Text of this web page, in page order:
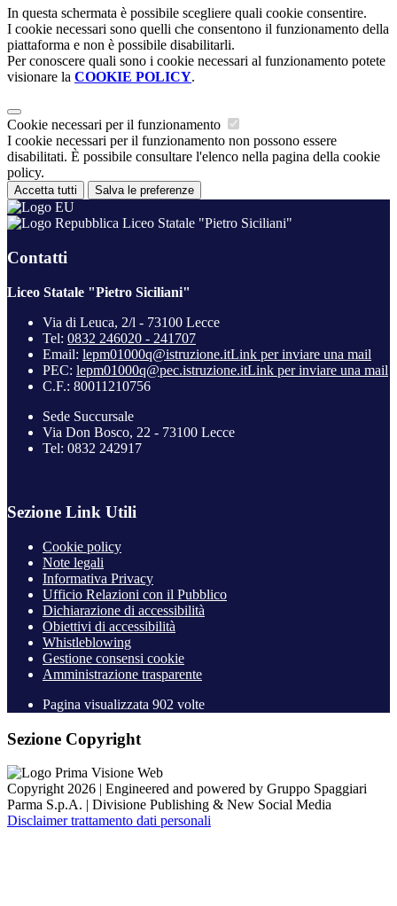
In questa schermata è possibile scegliere quali cookie consentire.
I cookie necessari sono quelli che consentono il funzionamento della
piattaforma e non è possibile disabilitarli.
Per conoscere quali sono i cookie necessari al funzionamento potete
visionare la COOKIE POLICY.
Cookie necessari per il funzionamento
I cookie necessari per il funzionamento non possono essere
disabilitati. È possibile consultare l'elenco nella pagina della cookie
policy.
Accetta tutti Salva le preferenze
Liceo Statale "Pietro Siciliani"
Contatti
Liceo Statale "Pietro Siciliani"
Via di Leuca, 2/l - 73100 Lecce
Tel: 0832 246020 - 241707
Email: lepm01000q@istruzione.itLink per inviare una mail
PEC: lepm01000q@pec.istruzione.itLink per inviare una mail
C.F.: 80011210756
Sede Succursale
Via Don Bosco, 22 - 73100 Lecce
Tel: 0832 242917
Sezione Link Utili
Cookie policy
Note legali
Informativa Privacy
Ufficio Relazioni con il Pubblico
Dichiarazione di accessibilità
Obiettivi di accessibilità
Whistleblowing
Gestione consensi cookie
Amministrazione trasparente
Pagina visualizzata 902 volte
Sezione Copyright
Copyright 2026 | Engineered and powered by Gruppo Spaggiari
Parma S.p.A. | Divisione Publishing & New Social Media
Disclaimer trattamento dati personali